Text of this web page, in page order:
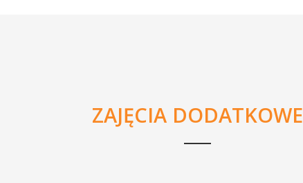
ZAJĘCIA DODATKOWE